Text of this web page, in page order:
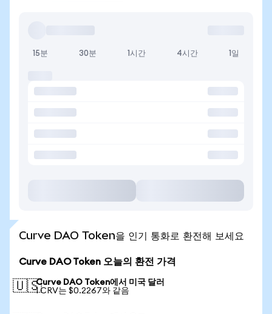
15분 30분 1시간 4시간 1일
Curve DAO Token을 인기 통화로 환전해 보세요
Curve DAO Token 오늘의 환전 가격
🇺🇸Curve DAO Token에서 미국 달러
1 CRV는 $0.2267와 같음